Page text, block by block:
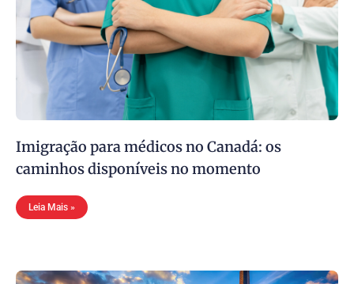
Imigração para médicos no Canadá: os
caminhos disponíveis no momento
Leia Mais »